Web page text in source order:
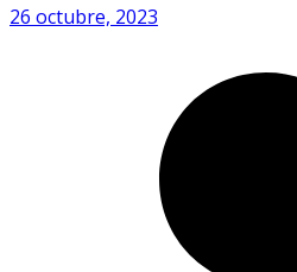
26 octubre, 2023